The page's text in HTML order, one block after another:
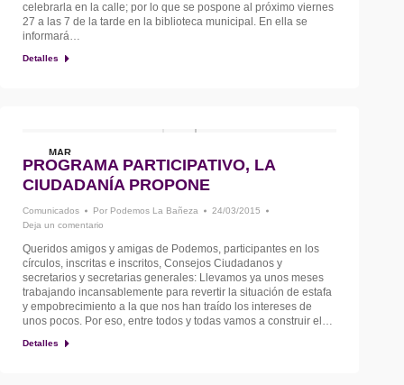
celebrarla en la calle; por lo que se pospone al próximo viernes
27 a las 7 de la tarde en la biblioteca municipal. En ella se
informará…
Detalles
MAR
24
PROGRAMA PARTICIPATIVO, LA
CIUDADANÍA PROPONE
Comunicados Por Podemos La Bañeza
24/03/2015
Deja un comentario
Queridos amigos y amigas de Podemos, participantes en los
círculos, inscritas e inscritos, Consejos Ciudadanos y
secretarios y secretarias generales: Llevamos ya unos meses
trabajando incansablemente para revertir la situación de estafa
y empobrecimiento a la que nos han traído los intereses de
unos pocos. Por eso, entre todos y todas vamos a construir el…
Detalles